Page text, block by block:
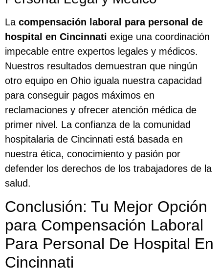
La compensación laboral para personal de
hospital en Cincinnati exige una coordinación
impecable entre expertos legales y médicos.
Nuestros resultados demuestran que ningún
otro equipo en Ohio iguala nuestra capacidad
para conseguir pagos máximos en
reclamaciones y ofrecer atención médica de
primer nivel. La confianza de la comunidad
hospitalaria de Cincinnati está basada en
nuestra ética, conocimiento y pasión por
defender los derechos de los trabajadores de la
salud.
Conclusión: Tu Mejor Opción
para Compensación Laboral
Para Personal De Hospital En
Cincinnati